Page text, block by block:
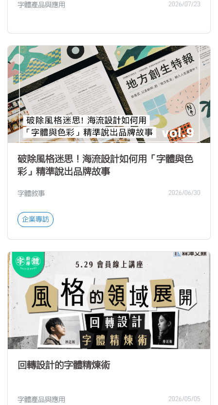
字體產品與應用 2026/07/23
破除風格迷思！海流設計如何用「字體與色
彩」精準說出品牌故事
字體敘事 2026/06/30
企業專訪
回轉設計的字體精煉術
字體產品與應用 2026/05/05